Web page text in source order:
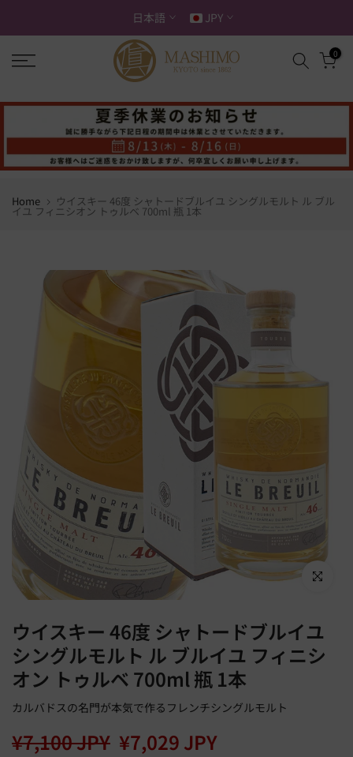
キ
ッ
プ
る
日本語 JPY
0
Home ウイスキー 46度 シャトードブルイユ シングルモルト ル ブル
イユ フィニシオン トゥルベ 700ml 瓶 1本
Click to
ウイスキー 46度 シャトードブルイユ
シングルモルト ル ブルイユ フィニシ
オン トゥルベ 700ml 瓶 1本
カルバドスの名門が本気で作るフレンチシングルモルト
¥7,100 JPY ¥7,029 JPY